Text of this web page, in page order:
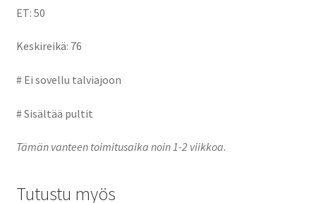
ET: 50
Keskireikä: 76
# Ei sovellu talviajoon
# Sisältää pultit
Tämän vanteen toimitusaika noin 1-2 viikkoa.
Tutustu myös